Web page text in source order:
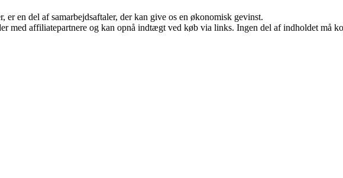
en del af samarbejdsaftaler, der kan give os en økonomisk gevinst.
med affiliatepartnere og kan opnå indtægt ved køb via links. Ingen del af indholdet må